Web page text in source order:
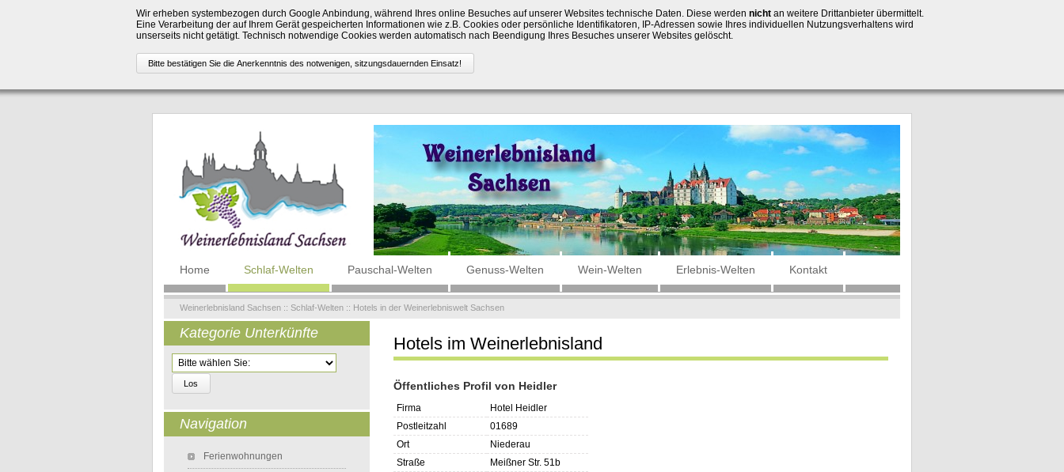
Wir erheben systembezogen durch Google Anbindung, während Ihres online Besuches auf unserer Websites technische Daten. Diese werden nicht an weitere Drittanbieter übermittelt.
Eine Verarbeitung der auf Ihrem Gerät gespeicherten Informationen wie z.B. Cookies oder persönliche Identifikatoren, IP-Adressen sowie Ihres individuellen Nutzungsverhaltens wird
unserseits nicht getätigt. Technisch notwendige Cookies werden automatisch nach Beendigung Ihres Besuches unserer Websites gelöscht.
Navigation
überspringen
Home Schlaf-Welten Pauschal-Welten Genuss-Welten Wein-Welten Erlebnis-Welten Kontakt
Weinerlebnisland Sachsen :: Schlaf-Welten :: Hotels in der Weinerlebniswelt Sachsen
Hotels im Weinerlebnisland
Öffentliches Profil von Heidler
Firma
Hotel Heidler
Postleitzahl
01689
Ort
Niederau
Straße
Meißner Str. 51b
Kategorie Unterkünfte
Zielseite
Navigation
Ferienwohnungen